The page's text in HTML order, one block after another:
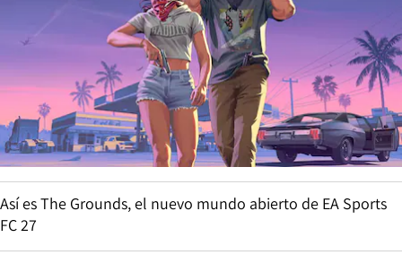
Así es The Grounds, el nuevo mundo abierto de EA Sports
FC 27